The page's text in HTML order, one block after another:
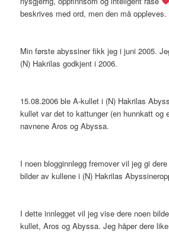
beskrives med ord, men den må oppleves.
Min første abyssiner fikk jeg i juni 2005.
(N) Hakrilas godkjent i 2006.
15.08.2006 ble A-kullet i (N) Hakrilas
kullet var det to kattunger (en hunnkatt og
navnene Aros og Abyssa.
I noen blogginnlegg fremover vil jeg gi
bilder av kullene i (N) Hakrilas
I dette innlegget vil jeg vise dere noen
kullet, Aros og Abyssa. Jeg håper dere